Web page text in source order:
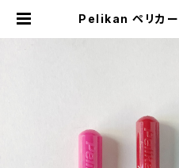
Pelikan ペリカー